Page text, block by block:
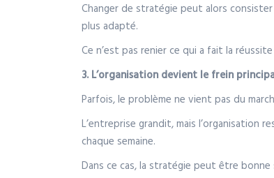
Changer de stratégie peut alors
plus adapté.
Ce n’est pas renier ce qui a fait la
3. L’organisation devient le frein
Parfois, le problème ne vient pas du
L’entreprise grandit, mais l’organisation
chaque semaine.
Dans ce cas, la stratégie peut être bonne